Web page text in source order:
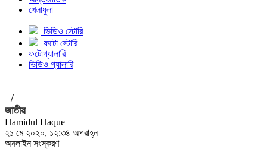
খেলাধুলা
ভিডিও স্টোরি
ফটো স্টোরি
ফটোগ্যালারি
ভিডিও গ্যালারি
/
জাতীয়
Hamidul Haque
২১ মে ২০২০, ১২:৩৪ অপরাহ্ন
অনলাইন সংস্করণ